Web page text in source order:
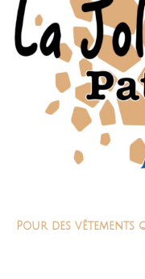
Pour des vêtements